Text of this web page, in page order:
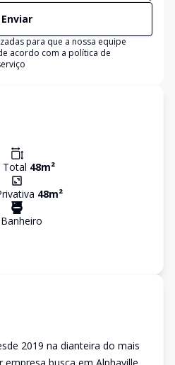
Enviar
para que a nossa equipe
acordo com a política de
Total 48m²
48m²
Banheiro
2019 na dianteira do mais